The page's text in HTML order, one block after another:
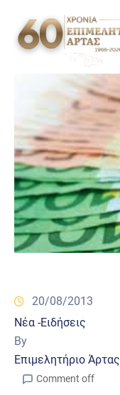
20/08/2013
Νέα -Ειδήσεις
By
Επιμελητήριο Άρτας
Comment off